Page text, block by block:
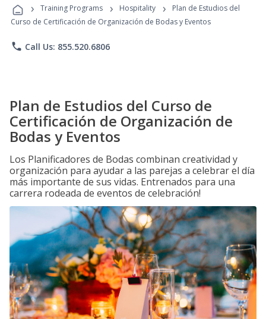
Programs
› Training Programs › Hospitality ›
Plan de Estudios del
Curso de Certificación de Organización de Bodas y Eventos
phone Call Us: 855.520.6806
Plan de Estudios del Curso de
Certificación de Organización de
Bodas y Eventos
Los Planificadores de Bodas combinan creatividad y
organización para ayudar a las parejas a celebrar el día
más importante de sus vidas. Entrenados para una
carrera rodeada de eventos de celebración!